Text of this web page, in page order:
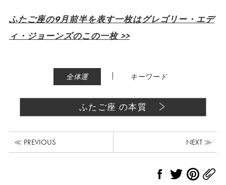
ふたご座の9月前半を表す一枚はグレゴリー・エデ
ィ・ジョーンズのこの一枚 >>
全体運 | キーワード
ふたご座 の本質
≪ PREVIOUS NEXT ≫